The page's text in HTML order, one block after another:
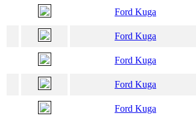
Ford Kuga
Ford Kuga
Ford Kuga
Ford Kuga
Ford Kuga